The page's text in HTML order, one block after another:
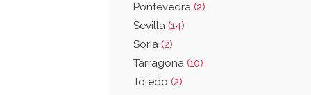
Pontevedra (2)
Sevilla (14)
Soria (2)
Tarragona (10)
Toledo (2)